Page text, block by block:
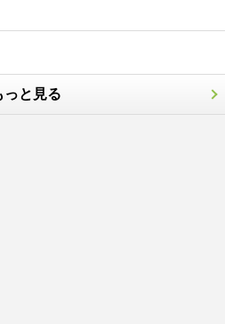
っと見る